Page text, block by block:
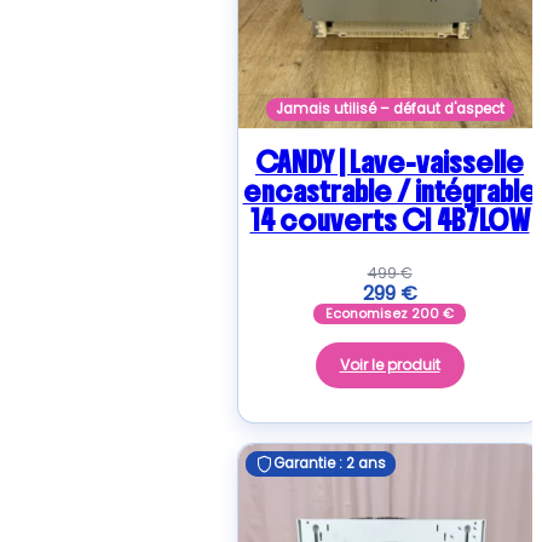
Jamais utilisé – défaut d'aspect
CANDY | Lave-vaisselle
encastrable / intégrable
14 couverts CI 4B7L0W
499€
299 €
Economisez 200€
Voir le produit
Garantie : 2 ans
Garantie : 2 ans